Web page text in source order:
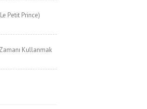
Petit Prince)
Kullanmak